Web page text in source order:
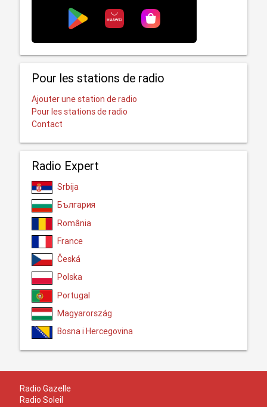
Pour les stations de radio
Ajouter une station de radio
Pour les stations de radio
Contact
Radio Expert
Srbija
България
România
France
Česká
Polska
Portugal
Magyarország
Bosna i Hercegovina
Radio Gazelle
Radio Soleil